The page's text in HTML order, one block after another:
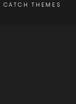
CATCH THEMES